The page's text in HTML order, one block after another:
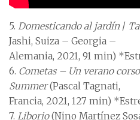
5. Domesticando al jardín /
Jashi, Suiza – Georgia –
Alemania, 2021, 91 min)
6. Cometas – Un verano corso
Summer(Pascal Tagnati,
Francia, 2021, 127 min)
7. Liborio(Nino Martínez